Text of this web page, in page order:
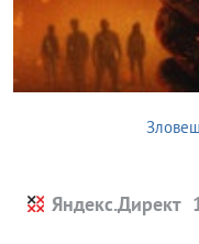
Яндекс.Директ